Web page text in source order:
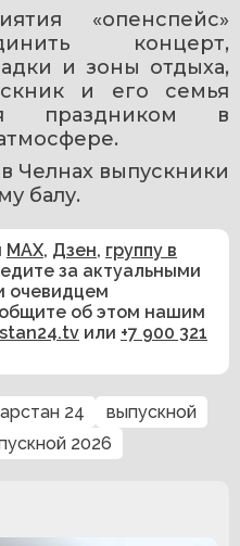
«опенспейс»
концерт,
и зоны отдыха,
и его семья
праздником в
в Челнах выпускники
балу.
MAX, Дзен, группу в
за актуальными
очевидцем
об этом нашим
или +7 900 321
24
выпускной
2026